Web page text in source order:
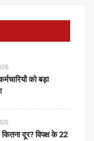
को बड़ा
दूर? विपक्ष के 22